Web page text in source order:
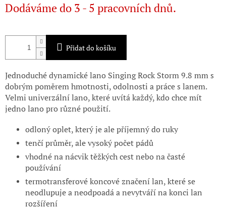
cena:
Dodáváme do 3 - 5 pracovních dnů.
Přidat do košíku
Jednoduché dynamické lano Singing Rock Storm 9.8 mm s
dobrým poměrem hmotnosti, odolnosti a práce s lanem.
Velmi univerzální lano, které uvítá každý, kdo chce mít
jedno lano pro různé použití.
odloný oplet, který je ale příjemný do ruky
tenčí průměr, ale vysoký počet pádů
vhodné na nácvik těžkých cest nebo na časté
používání
termotransferové koncové značení lan, které se
neodlupuje a neodpoadá a nevytváří na konci lan
rozšíření